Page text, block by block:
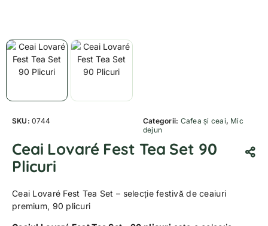
SKU:0744 Categorii: Cafea și ceai, Mic
dejun
Ceai Lovaré Fest Tea Set 90
Plicuri
Ceai Lovaré Fest Tea Set – selecție festivă de ceaiuri
premium, 90 plicuri